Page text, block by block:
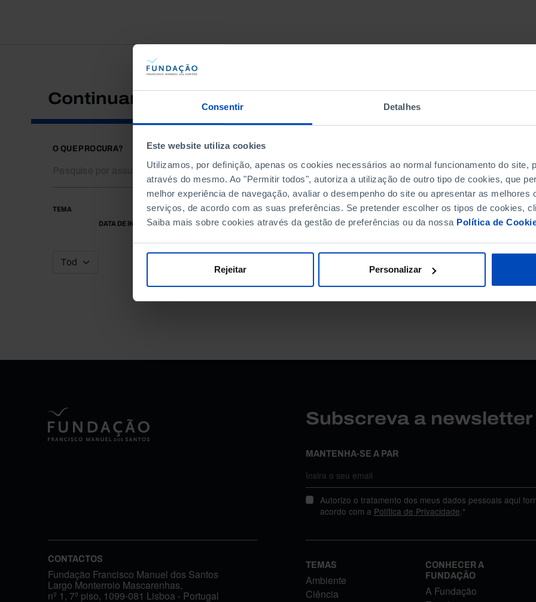
Consentir Detalhes
Este website utiliza cookies
Utilizamos, por definição, apenas os cookies necessários ao normal funcionamento do site,
através do mesmo. Ao "Permitir todos", autoriza a utilização de outro tipo de cookies, que
melhor experiência de navegação, avaliar o desempenho do site ou apresentar as melhores
serviços, de acordo com as suas preferências. Se pretender escolher os tipos de cookies,
Saiba mais sobre cookies através da gestão de preferências ou da nossa Política de
Rejeitar Personalizar
Continuar a pesquisar
O QUE PROCURA?
TEMA
DATA DE INÍCIO
DATA DE FIM
Subscreva a
MANTENHA-SE A PAR
Autorizo o tratamento dos meus dados pessoais aqui
acordo com a Política de Privacidade.*
CONTACTOS
Fundação Francisco Manuel dos Santos
Largo Monterroio Mascarenhas,
nº 1, 7º piso, 1099-081 Lisboa - Portugal
TEMAS
Ambiente
Ciência
CONHECER A
FUNDAÇÃO
A Fundação